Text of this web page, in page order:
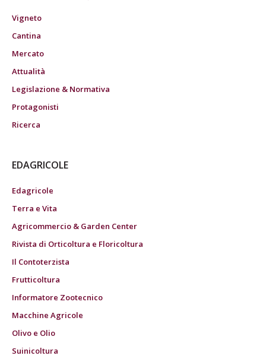
Vigneto
Cantina
Mercato
Attualità
Legislazione & Normativa
Protagonisti
Ricerca
EDAGRICOLE
Edagricole
Terra e Vita
Agricommercio & Garden Center
Rivista di Orticoltura e Floricoltura
Il Contoterzista
Frutticoltura
Informatore Zootecnico
Macchine Agricole
Olivo e Olio
Suinicoltura